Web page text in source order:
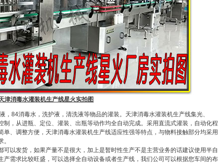
津消毒水灌装机生产线星火实拍图
84消毒水，洗护液，清洗液等物品的灌装。天津消毒水灌装机生产线集光、
，从进瓶、定位、灌装、出瓶等动作均全自动完成。采用直流式灌装，自动化程
、调整方便，天津消毒水灌装机生产线适应性强等特点，与物料接触部分均采用
以发货，如果产量不是很大，加上是暂时性生产不是主营业务的话建议使用半自
需求比较旺盛，可以选择全自动设备或者生产线，我们公司可以根据您车间的布